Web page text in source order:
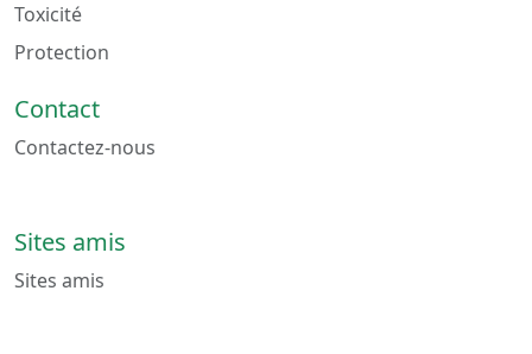
Toxicité
Protection
Contact
Contactez-nous
Sites amis
Sites amis